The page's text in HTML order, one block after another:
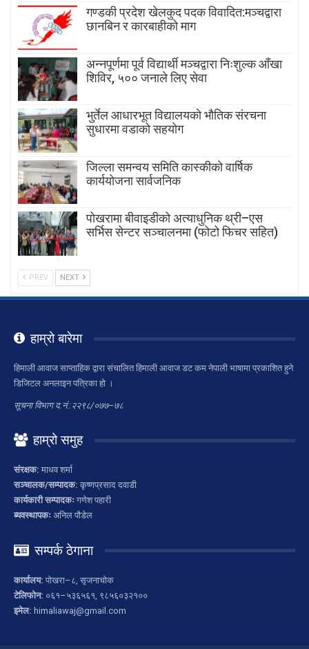
गण्डकी प्रदेश खेलकुद पदक विवादित:मञ्चद्वारा
छानबिन र कारबाहीको माग
अन्नपूर्णमा पूर्व विद्यार्थी मञ्चद्वारा निःशुल्क आँखा
शिविर, ५०० जनाले लिए सेवा
भुर्तेल आधारभूत विद्यालयको भौतिक संरचना
सुधारमा वडाको सहयोग
जिल्ला समन्वय समिति कास्कीको वार्षिक
कार्ययोजना सार्वजनिक
पोखरामा बीवाइडीको अत्याधुनिक थ्री–एस
सर्भिस सेन्टर सञ्चालनमा (फोटो फिचर सहित)
PREV NEXT
हाम्रो बारेमा
हिमाली आवाज साप्ताहिक द्वारा संचालित हिमाली आवाज डट कम नेपाली भाषामा प्रकाशित हुने
डिजिटल अनलाइन पत्रिका हो ।
सूचना विभाग द.नं.:२२९८/०७७–७८
हाम्रो समुह
संरक्षक: माधव शर्मा
सञ्चालक/सम्पादक: कृष्णप्रसाद दवाडी
कार्यकारी सम्पादकः गणेश पहारी
ब्यवस्थापकः अनिल पौडेल
सम्पर्क ठेगाना
कार्यालय: पोखरा–८, सृजनाचोक
टेलिफोन: ०६१–५३६५६१, ९८५६०३२१००
इमेल: himaliawaj@gmail.com